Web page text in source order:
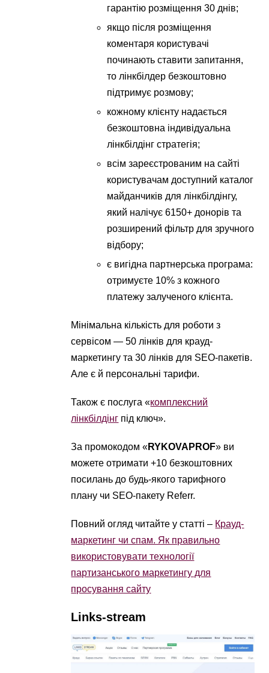
гарантію розміщення 30 днів;
якщо після розміщення
коментаря користувачі
починають ставити запитання,
то лінкбілдер безкоштовно
підтримує розмову;
кожному клієнту надається
безкоштовна індивідуальна
лінкбілдінг стратегія;
всім зареєстрованим на сайті
користувачам доступний каталог
майданчиків для лінкбілдінгу,
який налічує 6150+ донорів та
розширений фільтр для зручного
відбору;
є вигідна партнерська програма:
отримуєте 10% з кожного
платежу залученого клієнта.
Мінімальна кількість для роботи з
сервісом — 50 лінків для крауд-
маркетингу та 30 лінків для SEO-пакетів.
Але є й персональні тарифи.
Також є послуга «комплексний
лінкбілдінг під ключ».
За промокодом «RYKOVAPROF» ви
можете отримати +10 безкоштовних
посилань до будь-якого тарифного
плану чи SEO-пакету Referr.
Повний огляд читайте у статті – Крауд-
маркетинг чи спам. Як правильно
використовувати технології
партизанського маркетингу для
просування сайту
Links-stream